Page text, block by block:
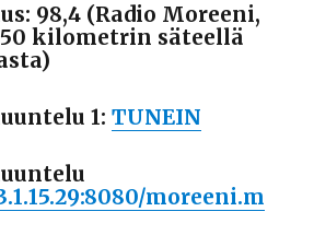
98,4 (Radio Moreeni,
kilometrin säteellä
1:TUNEIN
moreeni.m